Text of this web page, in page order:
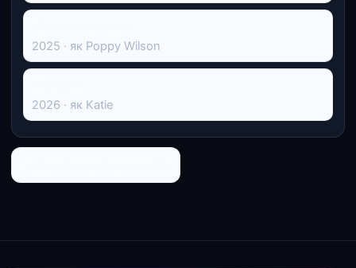
2025 · як Poppy Wilson
2026 · як Katie